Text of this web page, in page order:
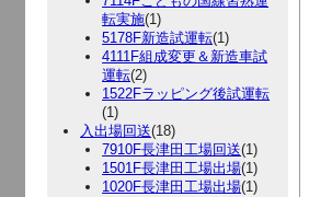
転実施(1)
5178F新造試運転(1)
4111F組成変更＆新造車試
運転(2)
1522Fラッピング後試運転
(1)
入出場回送(18)
7910F長津田工場回送(1)
1501F長津田工場出場(1)
1020F長津田工場出場(1)